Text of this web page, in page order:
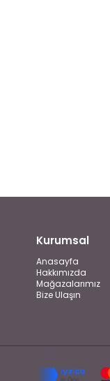
Kurumsal
Anasayfa
Hakkımızda
Mağazalarımız
Bize Ulaşın